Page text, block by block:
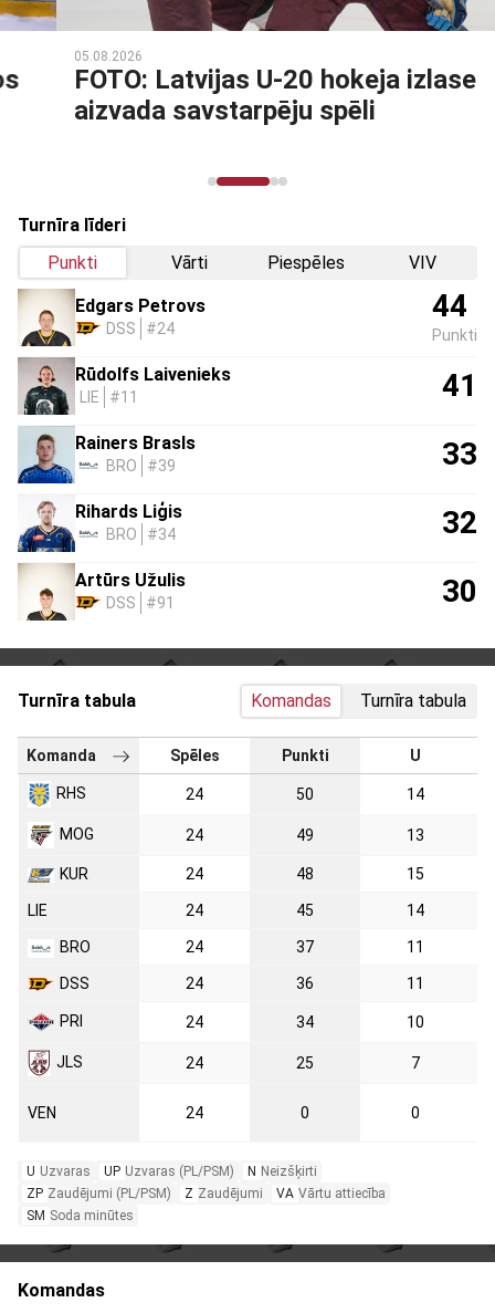
05.08.2026
FOTO: Latvijas U-20 hokeja izlase
aizvada savstarpēju spēli
Turnīra līderi
Punkti
Vārti Piespēles VIV
Edgars Petrovs
DSS #24
44
Punkti
Rūdolfs Laivenieks
LIE #11 41
Rainers Brasls
BRO #39 33
Rihards Liģis
BRO #34 32
Artūrs Užulis
DSS #91 30
Turnīra tabula Komandas Turnīra tabula
Komanda Spēles Punkti U
RHS 24 50 14
MOG 24 49 13
KUR 24 48 15
LIE 24 45 14
BRO 24 37 11
DSS 24 36 11
PRI 24 34 10
JLS 24 25 7
VEN 24 0 0
U Uzvaras UP Uzvaras (PL/PSM) N Neizšķirti
ZP Zaudējumi (PL/PSM) Z Zaudējumi VA Vārtu attiecība
SM Soda minūtes
Komandas